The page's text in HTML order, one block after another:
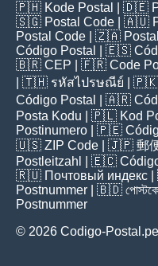
🇵🇭 Kode Postal | 🇩🇪
🇸🇬 Postal Code | 🇦🇺
Postal Code | 🇿🇦
Código Postal
| 🇪🇸
🇧🇷 CEP | 🇫🇷 Code
| 🇹🇭 รหัสไปรษณีย์ | 🇵🇰
Código Postal
| 🇦🇷
Posta Kodu | 🇵🇱 Kod
Postinumero | 🇵🇪
🇺🇸 ZIP Code | 🇯🇵 郵
Postleitzahl
| 🇪🇨
🇷🇺 Почтовый индекс
Postnummer | 🇧🇩
Postnummer
© 2026 Codigo-Postal.pe